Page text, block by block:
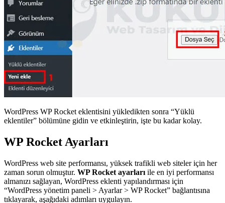
WordPress WP Rocket eklentisini yükledikten sonra “Yüklü
eklentiler” bölümüne gidin ve etkinleştirin, işte bu kadar kolay.
WP Rocket Ayarları
WordPress web site performansı, yüksek trafikli web siteler için her
zaman sorun olmuştur. WP Rocket ayarları ile en iyi performansı
almanızı sağlayan, WordPress eklenti yapılandırması için
“WordPress yönetim paneli > Ayarlar > WP Rocket” bağlantısına
tıklayarak, aşağıdaki adımları uygulayın.